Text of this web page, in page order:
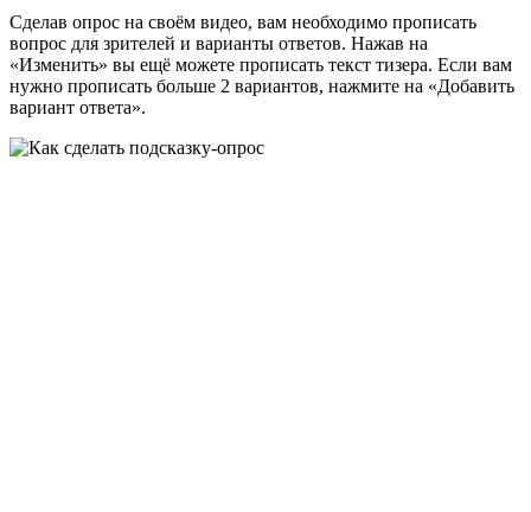
Сделав опрос на своём видео, вам необходимо прописать
вопрос для зрителей и варианты ответов. Нажав на
«Изменить» вы ещё можете прописать текст тизера. Если вам
нужно прописать больше 2 вариантов, нажмите на «Добавить
вариант ответа».